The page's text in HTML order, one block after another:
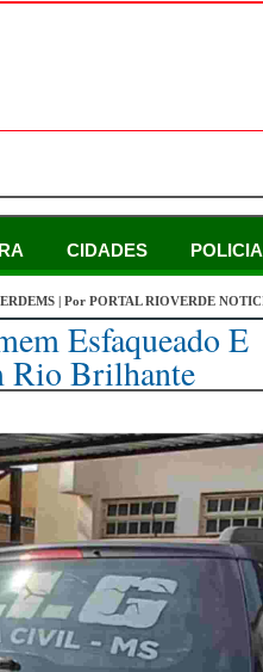
CIDADES
| Por PORTAL RIOVERDE
Esfaqueado E
Rio Brilhante